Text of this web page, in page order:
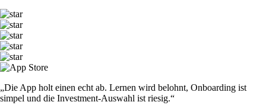
„Die App holt einen echt ab. Lernen wird belohnt, Onboarding ist
simpel und die Investment-Auswahl ist riesig.“